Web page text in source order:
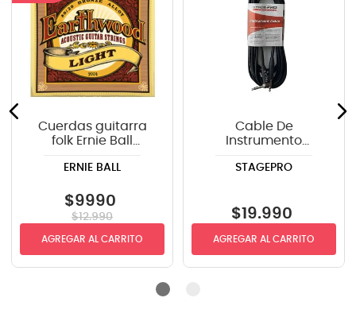
Cuerdas guitarra
folk Ernie Ball
LIGHT
ERNIE BALL
$9990
$12.990
AGREGAR AL CARRITO
Cable De
Instrumento
recto-angulo 6mts
STAGEPRO
$19.990
AGREGAR AL CARRITO